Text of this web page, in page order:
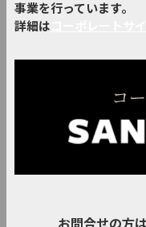
事業を行っています。
詳細は